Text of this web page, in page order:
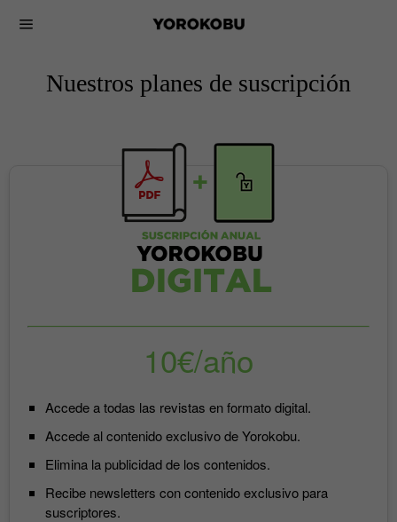
Nuestros planes de suscripción
10€/año
Accede a todas las revistas en formato digital.
Accede al contenido exclusivo de Yorokobu.
Elimina la publicidad de los contenidos.
Recibe newsletters con contenido exclusivo para
suscriptores.